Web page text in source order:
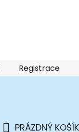
údajů
Registrace
PRÁZDNÝ KOŠÍK